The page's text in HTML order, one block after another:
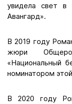
увидела свет в
Авангард».
В 2019 году
жюри
«Национальный
номинатором
В 2020 году